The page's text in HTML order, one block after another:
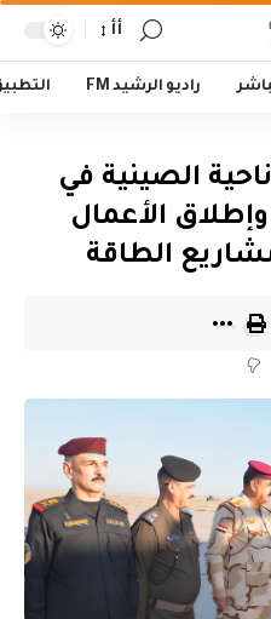
أأ
راديو الرشيد FM
الصينية في
الأعمال
الطاقة